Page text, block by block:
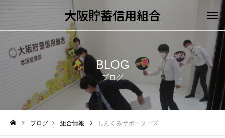
大阪貯蓄信用組合
BLOG
ブログ
ブログ 組合情報 しんくみサポーターズ